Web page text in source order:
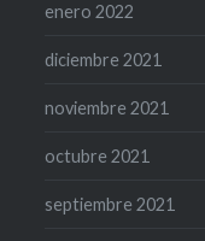
enero 2022
diciembre 2021
noviembre 2021
octubre 2021
septiembre 2021